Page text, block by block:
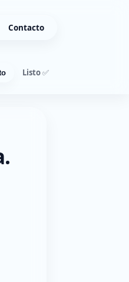
Contacto
Listo ✅